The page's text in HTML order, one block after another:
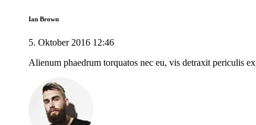
Ian Brown
5. Oktober 2016 12:46
Alienum phaedrum torquatos nec eu, vis detraxit periculis